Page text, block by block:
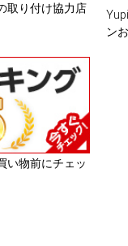
取り付け協力店
ン
い物前にチェッ